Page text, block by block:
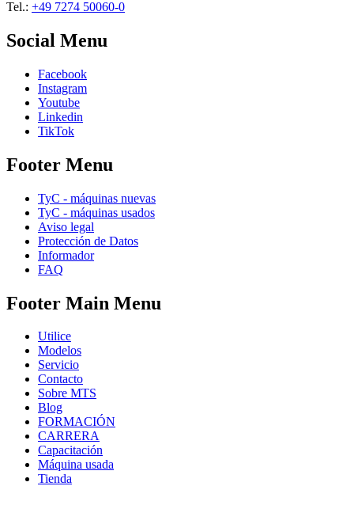
Tel.: +49 7274 50060-0
Social Menu
Facebook
Instagram
Youtube
Linkedin
TikTok
Footer Menu
TyC - máquinas nuevas
TyC - máquinas usados
Aviso legal
Protección de Datos
Informador
FAQ
Footer Main Menu
Utilice
Modelos
Servicio
Contacto
Sobre MTS
Blog
FORMACIÓN
CARRERA
Capacitación
Máquina usada
Tienda